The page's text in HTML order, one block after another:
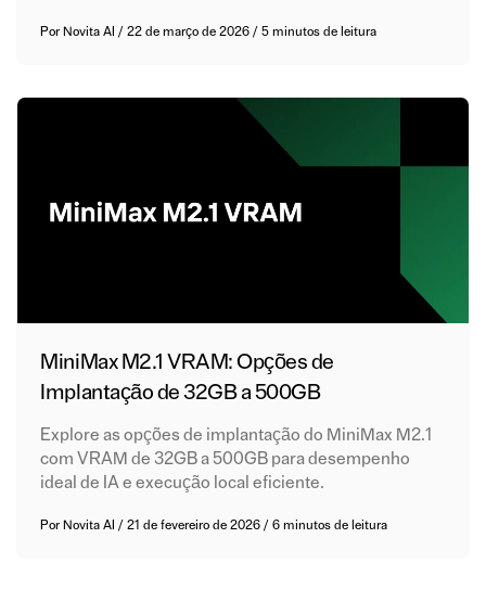
Por Novita AI /22 de março de 2026/5 minutos de leitura
MiniMax M2.1 VRAM: Opções de
Implantação de 32GB a 500GB
Explore as opções de implantação do MiniMax M2.1
com VRAM de 32GB a 500GB para desempenho
ideal de IA e execução local eficiente.
Por Novita AI /21 de fevereiro de 2026/6 minutos de leitura